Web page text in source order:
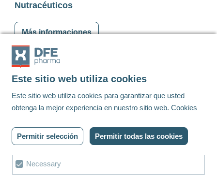
Este sitio web utiliza cookies
Este sitio web utiliza cookies para garantizar que usted
obtenga la mejor experiencia en nuestro sitio web. Cookies
Permitir selección Permitir todas las cookies
Elección
de
Necessary
Nutracéuticos
Más informaciones
Footer
© DFE Pharma | 2023 | Todos los derechos reservados
Política de privacidad
Términos y condiciones
Ajustes de cookies